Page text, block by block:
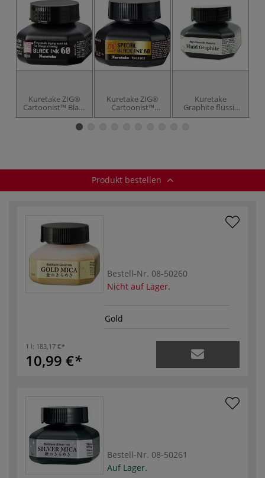
Kuretake ZIG®
Cartoonist™ Black
Ink, 60 ml
Kuretake ZIG®
Cartoonist™
SPECIAL BLACK
Kuretake
Graphite flüssig
60 g
Produkt bestellen
Bestell-Nr. 08-50260
Nicht auf Lager.
Gold
1 l: 183,17 €
10,99 €
Bestell-Nr. 08-50261
Auf Lager.